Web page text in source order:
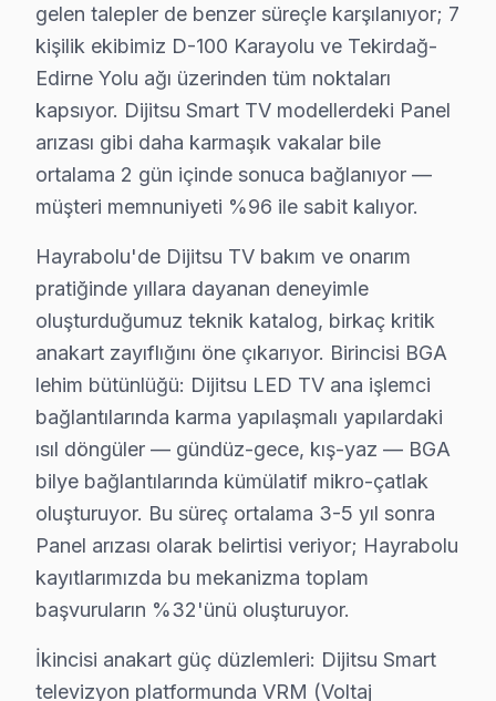
Hayrabolu'da birden fazla Dijitsu servis vardır; ama
Bunu bilmek işinize yarar: Basit kumanda
Aklınızda bulunsun: Hayrabolu bölgesinde aynı gün
Neden Hayrabolu'de Dijitsu teknik desteği
Hayrabolu Dijitsu TV Ekran Anakart Profesyonel Servis ve
Hayrabolu'da Dijitsu televizyon ünitesi'niz
• Hayrabolu'de 25+ sertifikalı teknisyen Dijitsu
• Hayrabolu'de sadece orijinal parça kullanıyoruz.
• Chip-level müdahale için osiloskop, ESR ve
Şöyle de düşünebilirsiniz:, Hayrabolu Meydanı,
Dijitsu TV'lerde Sık Görülen Arızalar
Dijitsu televizyonlar kaliteli yapısıyla öne çıksa da
Dijitsu LED LED TV ve VA Panel modellerde en
Panel arızası da Dijitsu kullanıcılarının sıkça
Güç kartı: Dijitsu'ın LED televizyon paneli mimarisi,
Son olarak Backlight: Hayrabolu bölgesinde buna
Hayrabolu × Dijitsu: Yerel İçerik ve Deneyim
gelen talepler de benzer süreçle karşılanıyor; 7
kişilik ekibimiz D-100 Karayolu ve Tekirdağ-
Edirne Yolu ağı üzerinden tüm noktaları
kapsıyor. Dijitsu Smart TV modellerdeki Panel
arızası gibi daha karmaşık vakalar bile
ortalama 2 gün içinde sonuca bağlanıyor —
müşteri memnuniyeti %96 ile sabit kalıyor.
Hayrabolu'de Dijitsu TV bakım ve onarım
pratiğinde yıllara dayanan deneyimle
oluşturduğumuz teknik katalog, birkaç kritik
anakart zayıflığını öne çıkarıyor. Birincisi BGA
lehim bütünlüğü: Dijitsu LED TV ana işlemci
bağlantılarında karma yapılaşmalı yapılardaki
ısıl döngüler — gündüz-gece, kış-yaz — BGA
bilye bağlantılarında kümülatif mikro-çatlak
oluşturuyor. Bu süreç ortalama 3-5 yıl sonra
Panel arızası olarak belirtisi veriyor; Hayrabolu
kayıtlarımızda bu mekanizma toplam
başvuruların %32'ünü oluşturuyor.
İkincisi anakart güç düzlemleri: Dijitsu Smart
televizyon platformunda VRM (Voltaj